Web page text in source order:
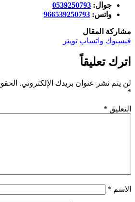
جوال: 0539250793
واتس: 966539250793
مشاركة المقال
فيسبوك واتساب تويتر
اترك تعليقاً
لن يتم نشر عنوان بريدك الإلكتروني.
*
التعليق *
الاسم *